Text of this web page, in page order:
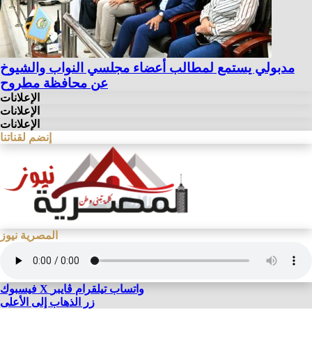
مدبولي يستمع لمطالب أعضاء مجلسي النواب والشيوخ
عن محافظة مطروح
الإعلانات
الإعلانات
الإعلانات
إنضم لقناتنا
المصرية نيوز
فيسبوك X واتساب تيلقرام ڤايبر
زر الذهاب إلى الأعلى